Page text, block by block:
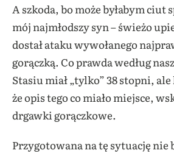
A szkoda, bo może byłabym ciut
mój najmłodszy syn – świeżo
dostał ataku wywołanego
gorączką. Co prawda według
Stasiu miał „tylko” 38 stopni,
że opis tego co miało miejsce,
drgawki gorączkowe.
Przygotowana na tę sytuację nie